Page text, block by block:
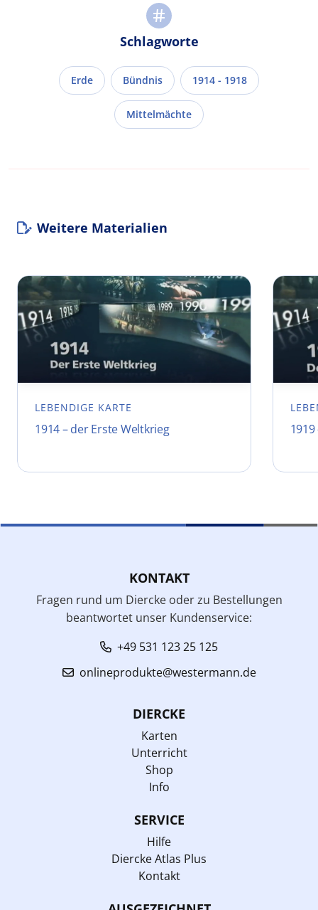
Schlagworte
Erde Bündnis 1914 - 1918
Mittelmächte
Weitere Materialien
LEBENDIGE KARTE
1914 – der Erste Weltkrieg
KONTAKT
Fragen rund um Diercke oder zu Bestellungen
beantwortet unser Kundenservice:
+49 531 123 25 125
onlineprodukte@westermann.de
DIERCKE
Karten
Unterricht
Shop
Info
SERVICE
Hilfe
Diercke Atlas Plus
Kontakt